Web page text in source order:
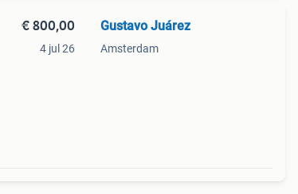
€ 800,00
4 jul 26
Gustavo Juárez
Amsterdam